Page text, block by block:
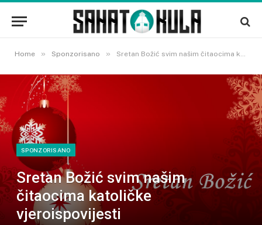
Home » Sponzorisano » Sretan Božić svim našim čitaocima katoličke vjeroispovijesti
SPONZORISANO
Sretan Božić svim našim
čitaocima katoličke
vjeroispovijesti